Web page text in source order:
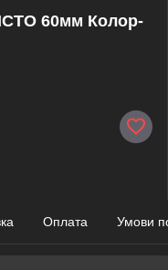
60мм Колор-
Оплата Умови